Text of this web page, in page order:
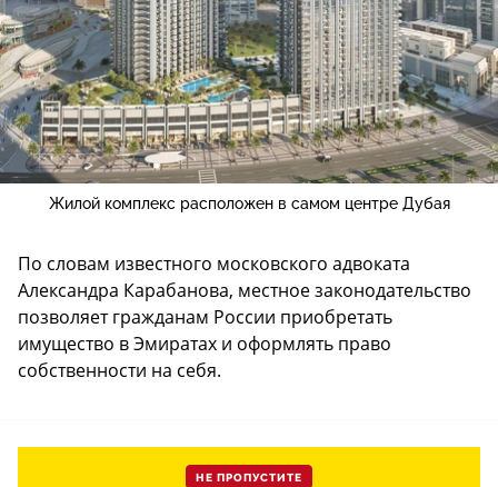
Жилой комплекс расположен в самом центре Дубая
По словам известного московского адвоката
Александра Карабанова, местное законодательство
позволяет гражданам России приобретать
имущество в Эмиратах и оформлять право
собственности на себя.
НЕ ПРОПУСТИТЕ